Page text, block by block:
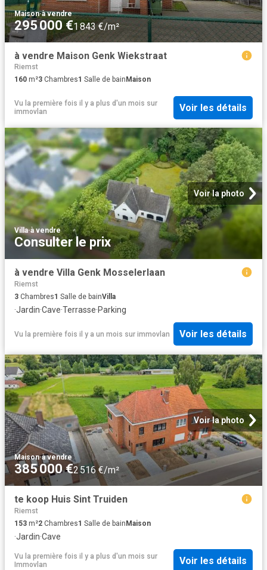
Maison·à vendre
295 000 €1 843 €/m²
à vendre Maison Genk Wiekstraat
Riemst
160 m²3 Chambres1 Salle de bain Maison
Vu la première fois il y a plus d'un mois sur
immovlan
Voir les détails
Voir la photo
Villa·à vendre
Consulter le prix
à vendre Villa Genk Mosselerlaan
Riemst
3 Chambres1 Salle de bainVilla
·Jardin·Cave·Terrasse·Parking
Vu la première fois il y a un mois sur immovlan Voir les détails
Voir la photo
Maison·à vendre
385 000 €2 516 €/m²
te koop Huis Sint Truiden
Riemst
153 m²2 Chambres1 Salle de bainMaison
·Jardin·Cave
Vu la première fois il y a plus d'un mois sur
Immovlan
Voir les détails